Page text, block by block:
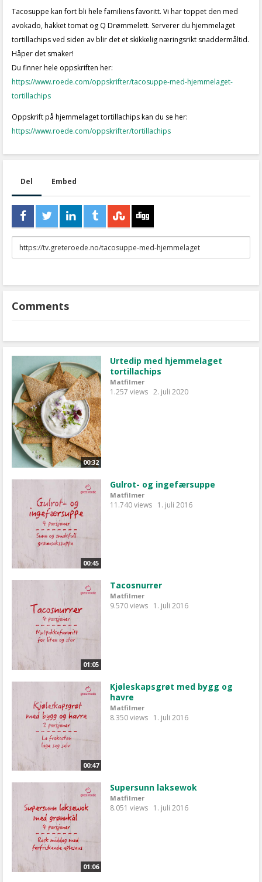
Tacosuppe kan fort bli hele familiens favoritt. Vi har toppet den med
avokado, hakket tomat og Q Drømmelett. Serverer du hjemmelaget
tortillachips ved siden av blir det et skikkelig næringsrikt snaddermåltid.
Håper det smaker!
Du finner hele oppskriften her:
https://www.roede.com/oppskrifter/tacosuppe-med-hjemmelaget-
tortillachips
Oppskrift på hjemmelaget tortillachips kan du se her:
https://www.roede.com/oppskrifter/tortillachips
Del Embed
URL
to
Comments
00:32
Urtedip med hjemmelaget
tortillachips
Matfilmer
1.257 views 2. juli 2020
00:45
Gulrot- og ingefærsuppe
Matfilmer
11.740 views 1. juli 2016
01:05
Tacosnurrer
Matfilmer
9.570 views 1. juli 2016
00:47
Kjøleskapsgrøt med bygg og
havre
Matfilmer
8.350 views 1. juli 2016
01:06
Supersunn laksewok
Matfilmer
8.051 views 1. juli 2016